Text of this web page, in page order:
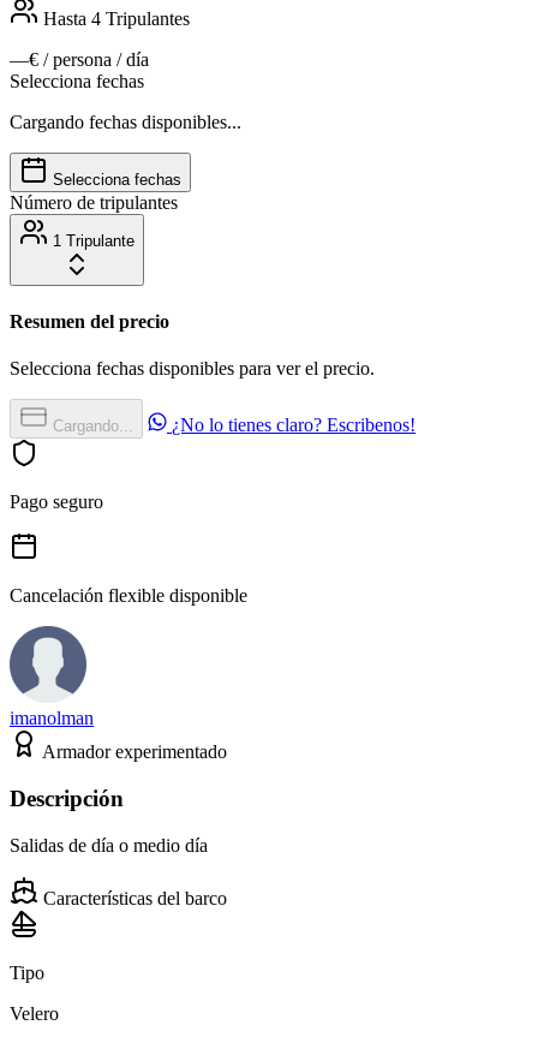
Hasta 4 Tripulantes
—€ / persona / día
Selecciona fechas
Cargando fechas disponibles...
Selecciona fechas
Número de tripulantes
1 Tripulante
Resumen del precio
Selecciona fechas disponibles para ver el precio.
Cargando... ¿No lo tienes claro? Escribenos!
Pago seguro
Cancelación flexible disponible
imanolman
Armador experimentado
Descripción
Salidas de día o medio día
Características del barco
Tipo
Velero